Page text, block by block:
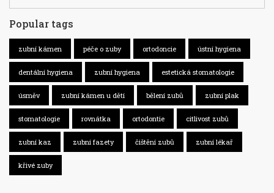
Popular tags
zubní kámen péče o zuby ortodoncie ústní hygiena
dentální hygiena zubní hygiena estetická stomatologie
úsměv zubní kámen u dětí bělení zubů zubní plak
stomatologie rovnátka ortodontie citlivost zubů
zubní kaz zubní fazety čištění zubů zubní lékař
křivé zuby